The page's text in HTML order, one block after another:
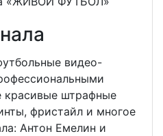
видео-
красивые штрафные
фристайл и многое
Антон Емелин и